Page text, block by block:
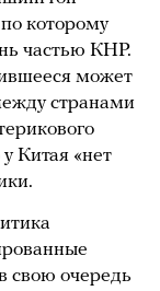
которому
частью КНР.
может
странами
у Китая «нет
свою очередь